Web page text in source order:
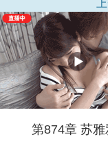
第874章 苏